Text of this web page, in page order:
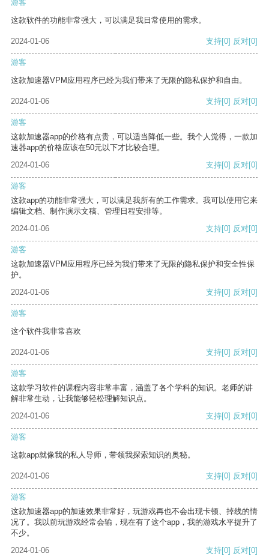
游客
这款软件的功能非常强大，可以满足我日常使用的需求。
2024-01-06 支持[0] 反对[0]
游客
这款加速器VPM应用程序已经为我们带来了无限的隐私保护和自由。
2024-01-06 支持[0] 反对[0]
游客
这款加速器app的价格有点贵，可以适当降低一些。我个人觉得，一款加
速器app的价格应该在50元以下才比较合理。
2024-01-06
支持[0] 反对[0]
游客
这款app的功能非常强大，可以满足我所有的工作需求。我可以使用它来
编辑文档、制作演示文稿、管理日程安排等。
2024-01-06
支持[0] 反对[0]
游客
这款加速器VPM应用程序已经为我们带来了无限的隐私保护和安全性保
护。
2024-01-06
支持[0] 反对[0]
游客
这个软件我非常喜欢
2024-01-06 支持[0] 反对[0]
游客
这款学习软件的课程内容非常丰富，涵盖了各个学科的知识。老师的讲
解非常生动，让我能够轻松理解知识点。
2024-01-06
支持[0] 反对[0]
游客
这款app就像我的私人导师，带领我探索知识的奥秘。
2024-01-06 支持[0] 反对[0]
游客
这款加速器app的加速效果非常好，玩游戏再也不会出现卡顿、掉线的情
况了。我以前玩游戏经常会输，现在有了这个app，我的游戏水平提升了
不少。
2024-01-06
支持[0] 反对[0]